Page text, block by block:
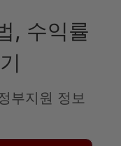
, 수익률
부지원 정보